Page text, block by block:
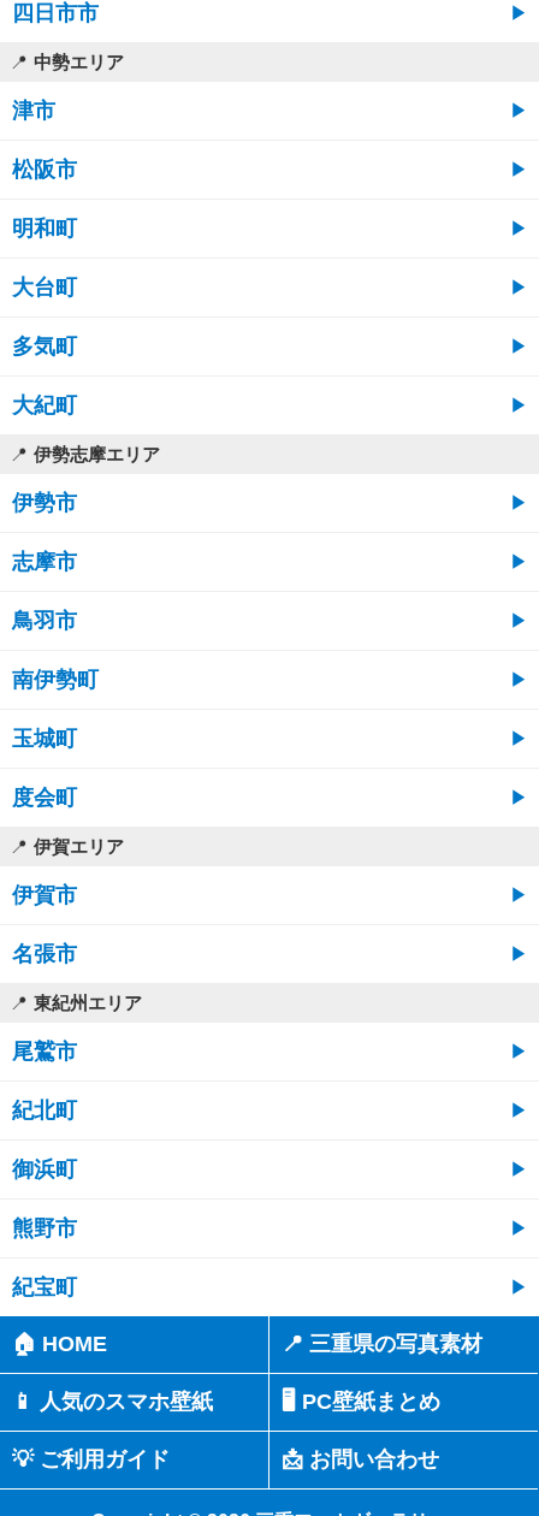
四日市市
中勢エリア
津市
松阪市
明和町
大台町
多気町
大紀町
伊勢志摩エリア
伊勢市
志摩市
鳥羽市
南伊勢町
玉城町
度会町
伊賀エリア
伊賀市
名張市
東紀州エリア
尾鷲市
紀北町
御浜町
熊野市
紀宝町
🏠 HOME 📍 三重県の写真素材
📱 人気のスマホ壁紙 🖥️ PC壁紙まとめ
💡 ご利用ガイド 📩 お問い合わせ